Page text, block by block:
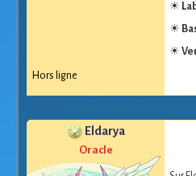
☀
☀
☀
Hors ligne
Eldarya
Oracle